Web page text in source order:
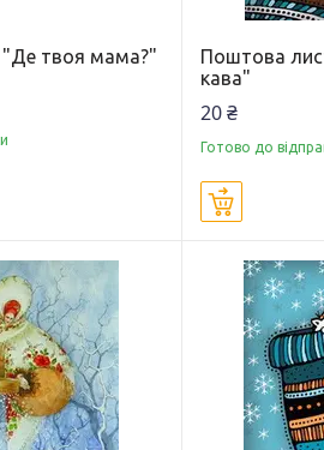
"Де твоя мама?"
Поштова
кава"
20 ₴
Готово до